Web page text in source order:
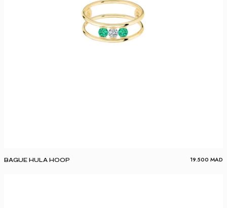
BAGUE HULA HOOP 19.500 MAD